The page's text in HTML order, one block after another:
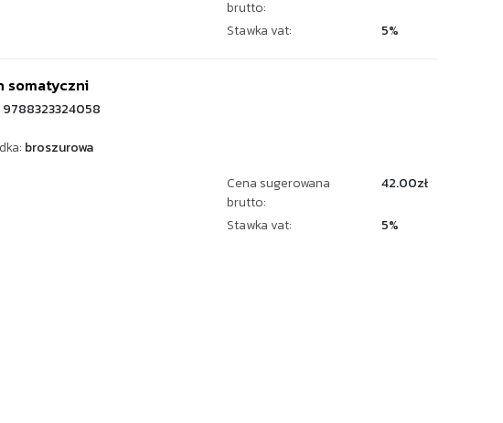
brutto:
Stawka vat: 5%
somatyczni
9788323324058
broszurowa
Cena sugerowana
brutto:
42.00zł
Stawka vat: 5%